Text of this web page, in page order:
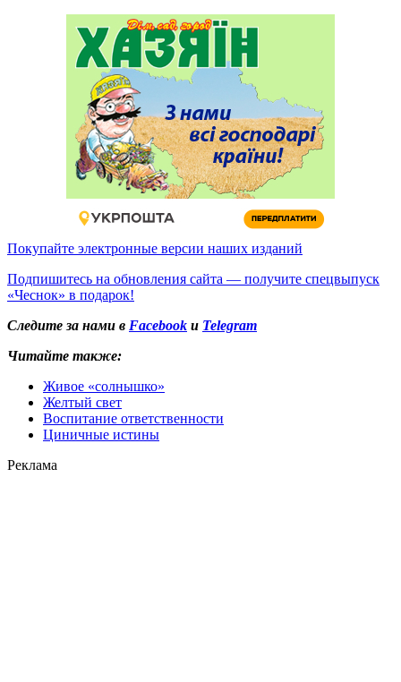
Покупайте электронные версии наших изданий
Подпишитесь на обновления сайта — получите спецвыпуск
«Чеснок» в подарок!
Следите за нами в Facebook и Telegram
Читайте также:
Живое «солнышко»
Желтый свет
Воспитание ответственности
Циничные истины
Реклама